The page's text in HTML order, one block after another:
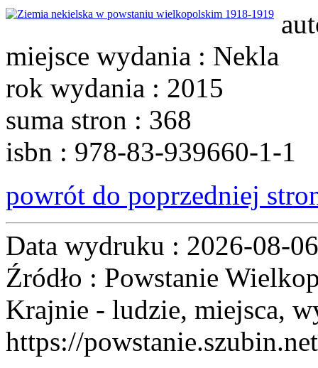
miejsce wydania : Nekla
rok wydania : 2015
suma stron : 368
isbn : 978-83-939660-1-1
powrót do poprzedniej
Data wydruku : 2026-08-06
Źródło : Powstanie
Krajnie - ludzie, miejsca,
https://powstanie.szubin.net